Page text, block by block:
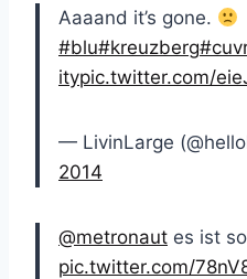
Aaaand it’s gone.
#blu#kreuzberg
itypic.twitter.com/
— LivinLarge
2014
@metronaut es ist
pic.twitter.com/